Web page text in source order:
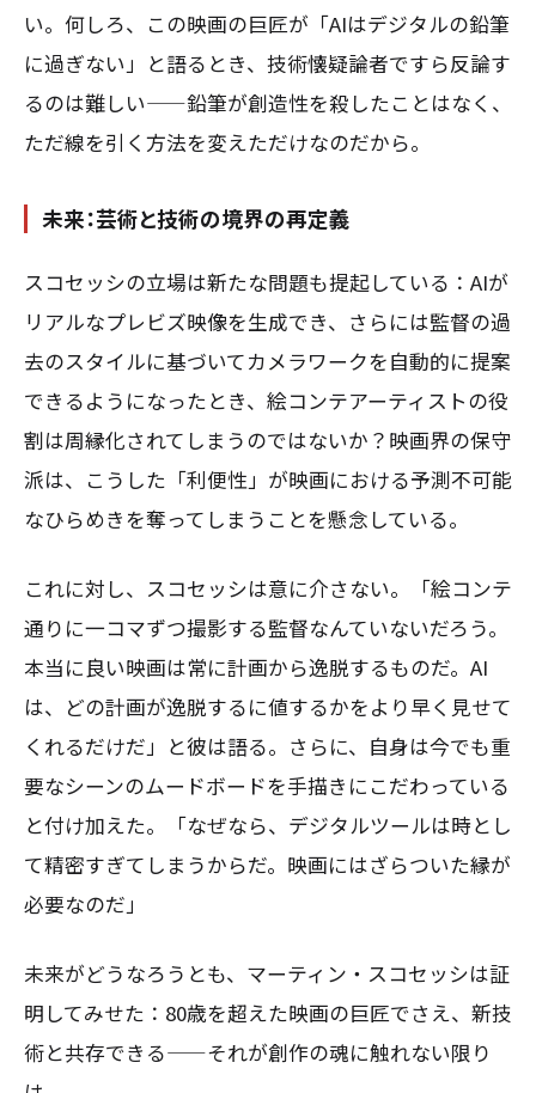
い。何しろ、この映画の巨匠が「AIはデジタルの鉛筆
に過ぎない」と語るとき、技術懐疑論者ですら反論す
るのは難しい——鉛筆が創造性を殺したことはなく、
ただ線を引く方法を変えただけなのだから。
未来：芸術と技術の境界の再定義
スコセッシの立場は新たな問題も提起している：AIが
リアルなプレビズ映像を生成でき、さらには監督の過
去のスタイルに基づいてカメラワークを自動的に提案
できるようになったとき、絵コンテアーティストの役
割は周縁化されてしまうのではないか？映画界の保守
派は、こうした「利便性」が映画における予測不可能
なひらめきを奪ってしまうことを懸念している。
これに対し、スコセッシは意に介さない。「絵コンテ
通りに一コマずつ撮影する監督なんていないだろう。
本当に良い映画は常に計画から逸脱するものだ。AI
は、どの計画が逸脱するに値するかをより早く見せて
くれるだけだ」と彼は語る。さらに、自身は今でも重
要なシーンのムードボードを手描きにこだわっている
と付け加えた。「なぜなら、デジタルツールは時とし
て精密すぎてしまうからだ。映画にはざらついた縁が
必要なのだ」
未来がどうなろうとも、マーティン・スコセッシは証
明してみせた：80歳を超えた映画の巨匠でさえ、新技
術と共存できる——それが創作の魂に触れない限り